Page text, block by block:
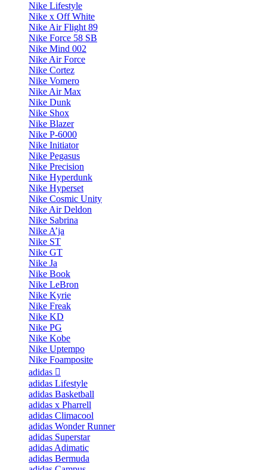
Nike Lifestyle
Nike x Off White
Nike Air Flight 89
Nike Force 58 SB
Nike Mind 002
Nike Air Force
Nike Cortez
Nike Vomero
Nike Air Max
Nike Dunk
Nike Shox
Nike Blazer
Nike P-6000
Nike Initiator
Nike Pegasus
Nike Precision
Nike Hyperdunk
Nike Hyperset
Nike Cosmic Unity
Nike Air Deldon
Nike Sabrina
Nike A’ja
Nike ST
Nike GT
Nike Ja
Nike Book
Nike LeBron
Nike Kyrie
Nike Freak
Nike KD
Nike PG
Nike Kobe
Nike Uptempo
Nike Foamposite
adidas
adidas Lifestyle
adidas Basketball
adidas x Pharrell
adidas Climacool
adidas Wonder Runner
adidas Superstar
adidas Adimatic
adidas Bermuda